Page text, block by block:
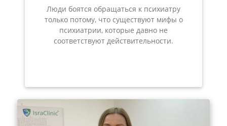
Люди боятся обращаться к психиатру
только потому, что существуют мифы о
психиатрии, которые давно не
соответствуют действительности.